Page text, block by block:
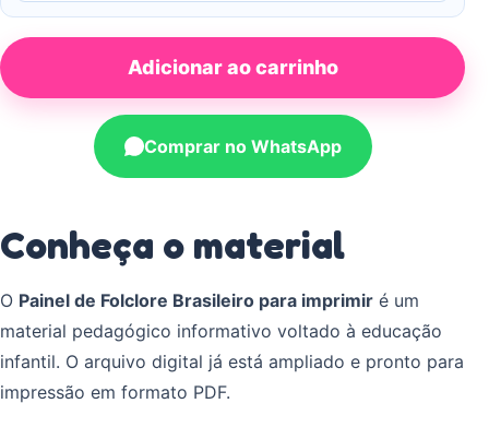
Adicionar ao carrinho
Comprar no WhatsApp
Conheça o material
O Painel de Folclore Brasileiro para imprimir é um
material pedagógico informativo voltado à educação
infantil. O arquivo digital já está ampliado e pronto para
impressão em formato PDF.